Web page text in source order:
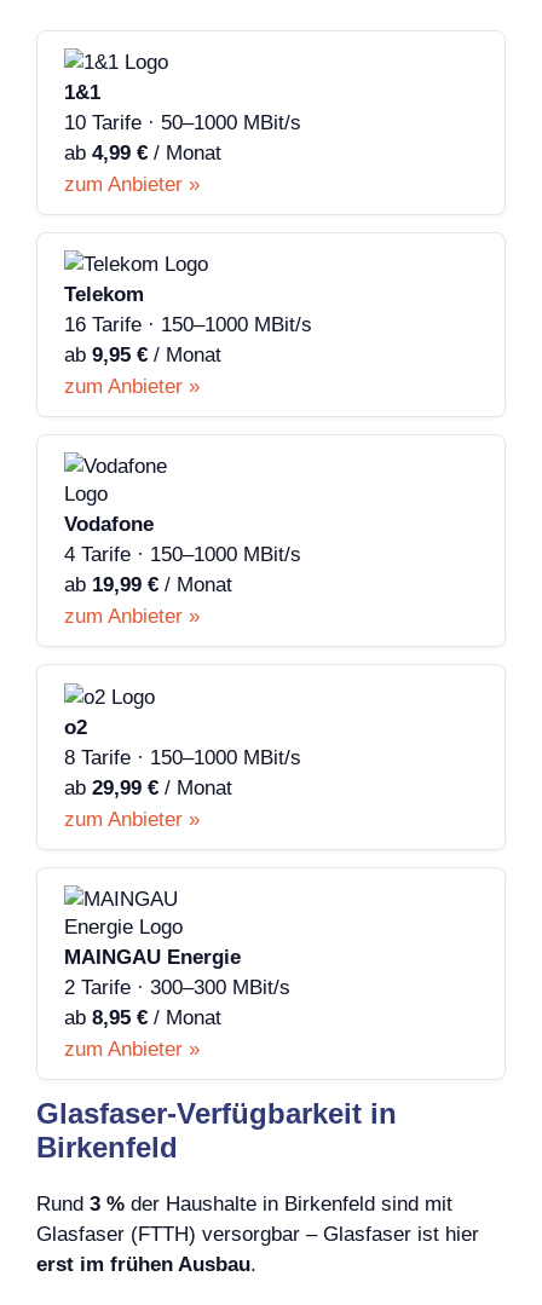
1&1
10 Tarife · 50–1000 MBit/s
ab 4,99 € / Monat
zum Anbieter »
Telekom
16 Tarife · 150–1000 MBit/s
ab 9,95 € / Monat
zum Anbieter »
Vodafone
4 Tarife · 150–1000 MBit/s
ab 19,99 € / Monat
zum Anbieter »
o2
8 Tarife · 150–1000 MBit/s
ab 29,99 € / Monat
zum Anbieter »
MAINGAU Energie
2 Tarife · 300–300 MBit/s
ab 8,95 € / Monat
zum Anbieter »
Glasfaser-Verfügbarkeit in
Birkenfeld
Rund 3 % der Haushalte in Birkenfeld sind mit
Glasfaser (FTTH) versorgbar – Glasfaser ist hier
erst im frühen Ausbau.